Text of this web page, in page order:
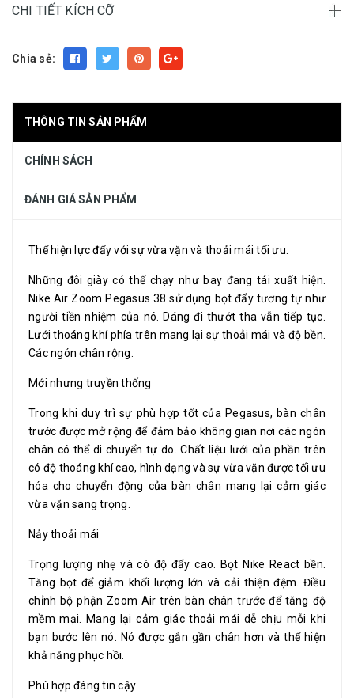
CHI TIẾT KÍCH CỠ
Chia sẻ:
THÔNG TIN SẢN PHẨM
CHÍNH SÁCH
ĐÁNH GIÁ SẢN PHẨM
Thể hiện lực đẩy với sự vừa vặn và thoải mái tối ưu.
Những đôi giày có thể chạy như bay đang tái xuất hiện.
Nike Air Zoom Pegasus 38 sử dụng bọt đẩy tương tự như
người tiền nhiệm của nó. Dáng đi thướt tha vẫn tiếp tục.
Lưới thoáng khí phía trên mang lại sự thoải mái và độ bền.
Các ngón chân rộng.
Mới nhưng truyền thống
Trong khi duy trì sự phù hợp tốt của Pegasus, bàn chân
trước được mở rộng để đảm bảo không gian nơi các ngón
chân có thể di chuyển tự do. Chất liệu lưới của phần trên
có độ thoáng khí cao, hình dạng và sự vừa vặn được tối ưu
hóa cho chuyển động của bàn chân mang lại cảm giác
vừa vặn sang trọng.
Nảy thoải mái
Trọng lượng nhẹ và có độ đẩy cao. Bọt Nike React bền.
Tăng bọt để giảm khối lượng lớn và cải thiện đệm. Điều
chỉnh bộ phận Zoom Air trên bàn chân trước để tăng độ
mềm mại. Mang lại cảm giác thoải mái dễ chịu mỗi khi
bạn bước lên nó. Nó được gắn gần chân hơn và thể hiện
khả năng phục hồi.
Phù hợp đáng tin cậy